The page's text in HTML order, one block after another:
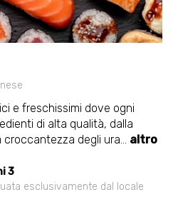
e freschissimi dove ogni
di alta qualità, dalla
croccantezza degli ura... altro
3
esclusivamente dal locale